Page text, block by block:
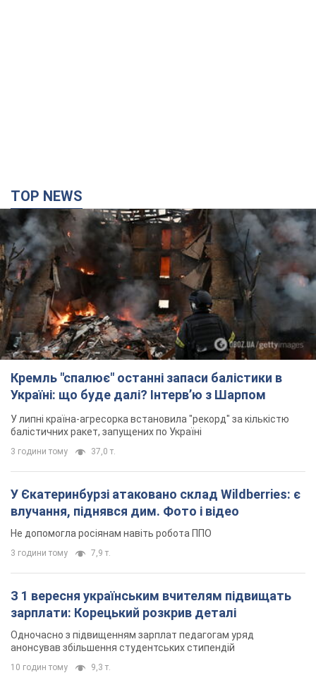
Кремль "спалює" останні запаси балістики в
Україні: що буде далі? Інтерв’ю з Шарпом
У липні країна-агресорка встановила "рекорд" за кількістю
балістичних ракет, запущених по Україні
3 години тому 37,0 т.
У Єкатеринбурзі атаковано склад Wildberries: є
влучання, піднявся дим. Фото і відео
Не допомогла росіянам навіть робота ППО
3 години тому
З 1 вересня українським вчителям підвищать
зарплати: Корецький розкрив деталі
Одночасно з підвищенням зарплат педагогам уряд
анонсував збільшення студентських стипендій
10 годин тому 9,3 т.